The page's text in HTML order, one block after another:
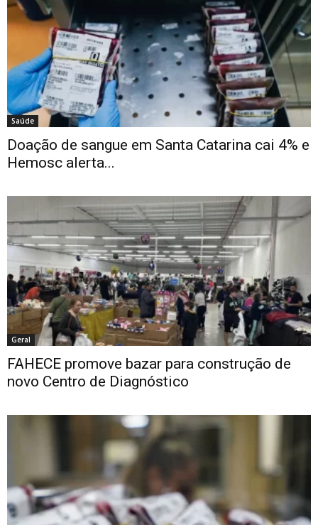
Saúde
Doação de sangue em Santa Catarina cai 4% e
Hemosc alerta...
Geral
FAHECE promove bazar para construção de
novo Centro de Diagnóstico